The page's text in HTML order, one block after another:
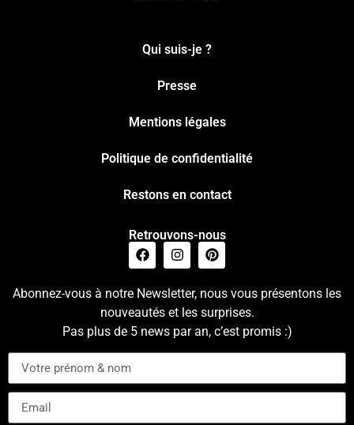
Qui suis-je ?
Presse
Mentions légales
Politique de confidentialité
Restons en contact
Retrouvons-nous
Abonnez-vous à notre Newsletter, nous vous présentons les
nouveautés et les surprises.
Pas plus de 5 news par an, c’est promis :)